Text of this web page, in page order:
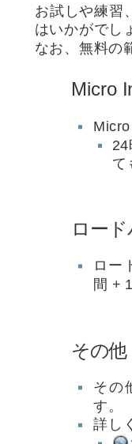
お試しや練習
はいかがでし
なお、無料の
Micro
て
ロー
ロー
間 +
その他
その
す。
詳し